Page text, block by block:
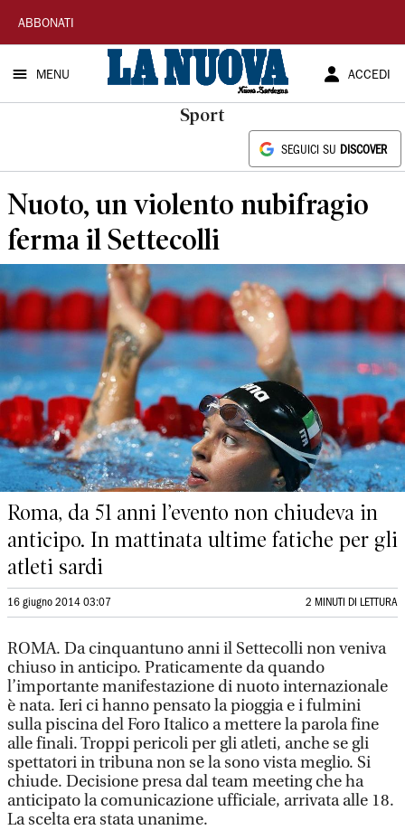
La
Nuova
Sardegna
ABBONATI
MENU ACCEDI
Sport
SEGUICI SU DISCOVER
Nuoto, un violento nubifragio
ferma il Settecolli
Roma, da 51 anni l’evento non chiudeva in
anticipo. In mattinata ultime fatiche per gli
atleti sardi
16 giugno 2014 03:07 2 MINUTI DI LETTURA
ROMA. Da cinquantuno anni il Settecolli non veniva
chiuso in anticipo. Praticamente da quando
l’importante manifestazione di nuoto internazionale
è nata. Ieri ci hanno pensato la pioggia e i fulmini
sulla piscina del Foro Italico a mettere la parola fine
alle finali. Troppi pericoli per gli atleti, anche se gli
spettatori in tribuna non se la sono vista meglio. Si
chiude. Decisione presa dal team meeting che ha
anticipato la comunicazione ufficiale, arrivata alle 18.
La scelta era stata unanime.